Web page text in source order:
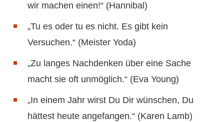
wir machen einen!“ (Hannibal)
„Tu es oder tu es nicht. Es gibt kein
Versuchen.“ (Meister Yoda)
„Zu langes Nachdenken über eine Sache
macht sie oft unmöglich.“ (Eva Young)
„In einem Jahr wirst Du Dir wünschen, Du
hättest heute angefangen.“ (Karen Lamb)